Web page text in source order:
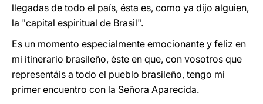
llegadas de todo el país, ésta es, como ya dijo alguien,
la "capital espiritual de Brasil".
Es un momento especialmente emocionante y feliz en
mi itinerario brasileño, éste en que, con vosotros que
representáis a todo el pueblo brasileño, tengo mi
primer encuentro con la Señora Aparecida.